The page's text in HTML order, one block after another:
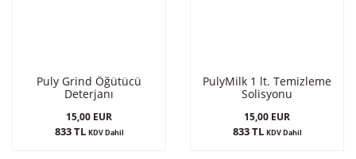
Puly Grind Öğütücü
Deterjanı
15,00 EUR
833 TL KDV Dahil
PulyMilk 1 lt. Temizleme
Solisyonu
15,00 EUR
833 TL KDV Dahil